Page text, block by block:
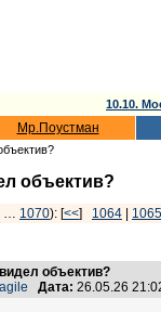
10.10.
Мр.Поустман
объектив?
… 1070): [<<] 1064
1065
объектив?
Дата: 26.05.26